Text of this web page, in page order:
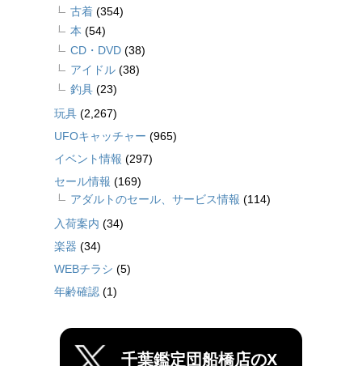
古着 (354)
本 (54)
CD・DVD (38)
アイドル (38)
釣具 (23)
玩具 (2,267)
UFOキャッチャー (965)
イベント情報 (297)
セール情報 (169)
アダルトのセール、サービス情報 (114)
入荷案内 (34)
楽器 (34)
WEBチラシ (5)
年齢確認 (1)
千葉鑑定団船橋店のX